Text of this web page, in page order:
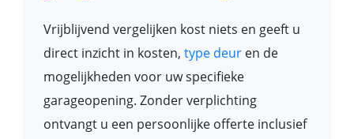
Vrijblijvend vergelijken kost niets en geeft u
direct inzicht in kosten, type deur en de
mogelijkheden voor uw specifieke
garageopening. Zonder verplichting
ontvangt u een persoonlijke offerte inclusief